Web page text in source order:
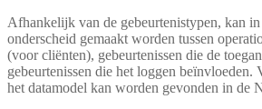
Afhankelijk van de gebeurtenistypen, kan in
onderscheid gemaakt worden tussen
(voor cliënten), gebeurtenissen die de
gebeurtenissen die het loggen beïnvloeden.
het datamodel kan worden gevonden in de